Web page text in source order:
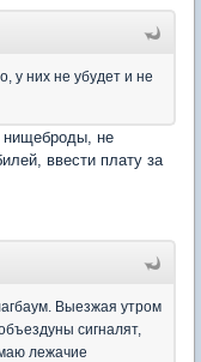
у них не убудет и не
нищеброды, не
ввести плату за
Выезжая утром
сигналят,
лежачие